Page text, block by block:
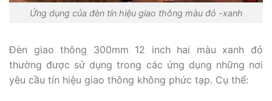
Ứng dụng của đèn tín hiệu giao thông màu đỏ -xanh
Đèn giao thông 300mm 12 inch hai màu xanh đỏ
thường được sử dụng trong các ứng dụng những nơi
yêu cầu tín hiệu giao thông không phức tạp. Cụ thể: